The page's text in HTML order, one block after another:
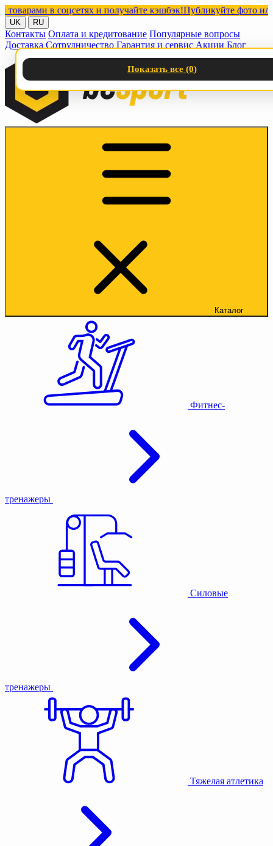
в соцсетях и получайте кэшбэк!Публикуйте фото или
UK RU
Контакты Оплата и кредитование Популярные вопросы
Доставка Сотрудничество Гарантия и сервис Акции Блог
Каталог
Фитнес-
тренажеры
Силовые
тренажеры
Тяжелая атлетика
Показать все (0)